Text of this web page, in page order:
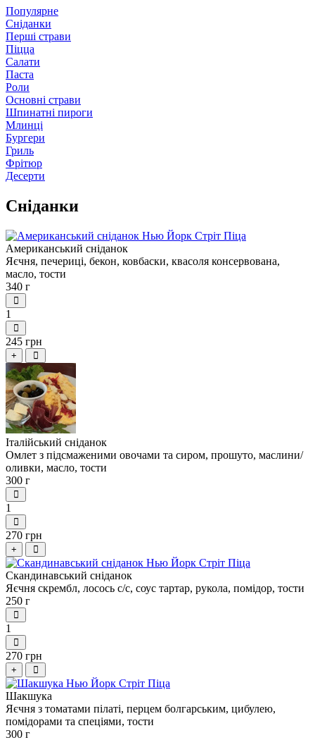
Популярне
Сніданки
Перші страви
Піцца
Салати
Паста
Роли
Основні страви
Шпинатні пироги
Млинці
Бургери
Гриль
Фрітюр
Десерти
Сніданки
Американський сніданок
Яєчня, печериці, бекон, ковбаски, квасоля консервована,
масло, тости
340 г
1
245 грн
+
Італійський сніданок
Омлет з підсмаженими овочами та сиром, прошуто, маслини/
оливки, масло, тости
300 г
1
270 грн
+
Скандинавський сніданок
Яєчня скрембл, лосось с/с, соус тартар, рукола, помідор, тости
250 г
1
270 грн
+
Шакшука
Яєчня з томатами пілаті, перцем болгарським, цибулею,
помідорами та спеціями, тости
300 г